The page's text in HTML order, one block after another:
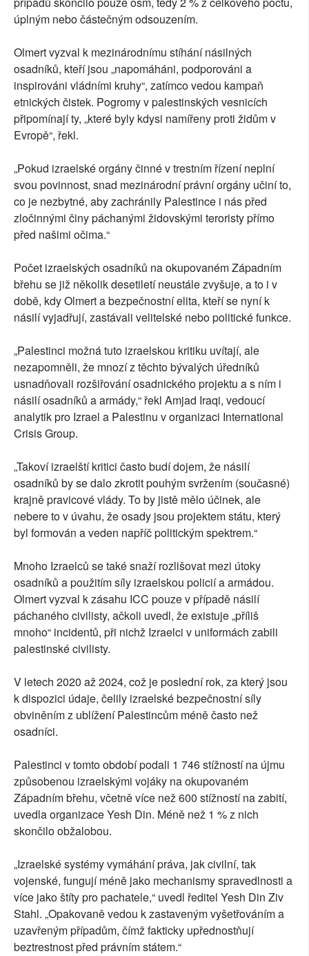
úplným nebo částečným odsouzením.
Olmert vyzval k mezinárodnímu stíhání násilných
osadníků, kteří jsou „napomáháni, podporováni a
inspirováni vládními kruhy“, zatímco vedou kampaň
etnických čistek. Pogromy v palestinských vesnicích
připomínají ty, „které byly kdysi namířeny proti židům v
Evropě“, řekl.
„Pokud izraelské orgány činné v trestním řízení neplní
svou povinnost, snad mezinárodní právní orgány učiní to,
co je nezbytné, aby zachránily Palestince i nás před
zločinnými činy páchanými židovskými teroristy přímo
před našimi očima.“
Počet izraelských osadníků na okupovaném Západním
břehu se již několik desetiletí neustále zvyšuje, a to i v
době, kdy Olmert a bezpečnostní elita, kteří se nyní k
násilí vyjadřují, zastávali velitelské nebo politické funkce.
„Palestinci možná tuto izraelskou kritiku uvítají, ale
nezapomněli, že mnozí z těchto bývalých úředníků
usnadňovali rozšiřování osadnického projektu a s ním i
násilí osadníků a armády,“ řekl Amjad Iraqi, vedoucí
analytik pro Izrael a Palestinu v organizaci International
Crisis Group.
„Takoví izraelští kritici často budí dojem, že násilí
osadníků by se dalo zkrotit pouhým svržením (současné)
krajně pravicové vlády. To by jistě mělo účinek, ale
nebere to v úvahu, že osady jsou projektem státu, který
byl formován a veden napříč politickým spektrem.“
Mnoho Izraelců se také snaží rozlišovat mezi útoky
osadníků a použitím síly izraelskou policií a armádou.
Olmert vyzval k zásahu ICC pouze v případě násilí
páchaného civilisty, ačkoli uvedl, že existuje „příliš
mnoho“ incidentů, při nichž Izraelci v uniformách zabili
palestinské civilisty.
V letech 2020 až 2024, což je poslední rok, za který jsou
k dispozici údaje, čelily izraelské bezpečnostní síly
obviněním z ublížení Palestincům méně často než
osadníci.
Palestinci v tomto období podali 1 746 stížností na újmu
způsobenou izraelskými vojáky na okupovaném
Západním břehu, včetně více než 600 stížností na zabití,
uvedla organizace Yesh Din. Méně než 1 % z nich
skončilo obžalobou.
„Izraelské systémy vymáhání práva, jak civilní, tak
vojenské, fungují méně jako mechanismy spravedlnosti a
více jako štíty pro pachatele,“ uvedl ředitel Yesh Din Ziv
Stahl. „Opakovaně vedou k zastaveným vyšetřováním a
uzavřeným případům, čímž fakticky upřednostňují
beztrestnost před právním státem.“